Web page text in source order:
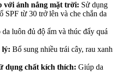
với ánh nắng mặt trời: Sử dụng
SPF từ 30 trở lên và che chắn da
luôn đủ độ ẩm và thúc đẩy quá
lý: Bổ sung nhiều trái cây, rau xanh
dụng chất kích thích: Giúp da